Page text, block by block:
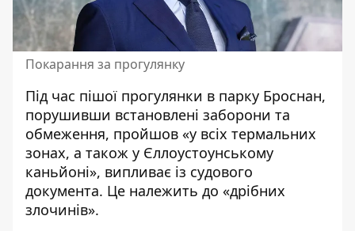
Покарання за прогулянку
Під час пішої прогулянки в парку Броснан,
порушивши встановлені заборони та
обмеження, пройшов «у всіх термальних
зонах, а також у Єллоустоунському
каньйоні», випливає із судового
документа. Це належить до «дрібних
злочинів».